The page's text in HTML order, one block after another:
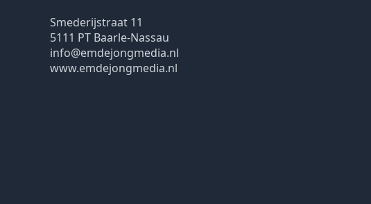
Smederijstraat 11
5111 PT Baarle-Nassau
info@emdejongmedia.nl
www.emdejongmedia.nl